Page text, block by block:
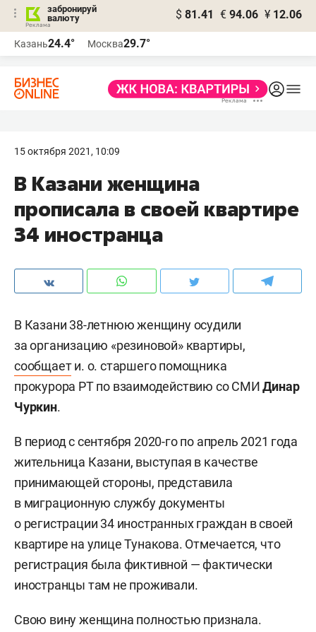
забронируй
валюту
$ 81.41 € 94.06 ¥ 12.06
Казань24.4° Москва29.7°
15 октября 2021, 10:09
В Казани женщина
прописала в своей квартире
34 иностранца
В Казани 38-летнюю женщину осудили
за организацию «резиновой» квартиры,
сообщаети. о. старшего помощника
прокурора РТ по взаимодействию со СМИДинар
Чуркин.
В период с сентября 2020-го по апрель 2021 года
жительница Казани, выступая в качестве
принимающей стороны, представила
в миграционную службу документы
о регистрации 34 иностранных граждан в своей
квартире на улице Тунакова. Отмечается, что
регистрация была фиктивной — фактически
иностранцы там не проживали.
Свою вину женщина полностью признала.